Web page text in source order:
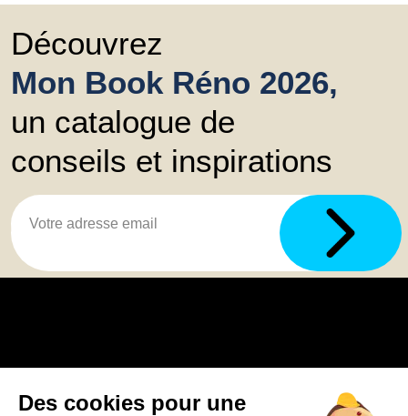
Découvrez
Mon Book Réno 2026,
un catalogue de
conseils et inspirations